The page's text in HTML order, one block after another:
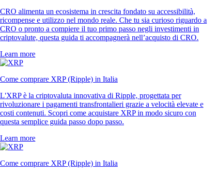
CRO alimenta un ecosistema in crescita fondato su accessibilità,
ricompense e utilizzo nel mondo reale. Che tu sia curioso riguardo a
CRO o pronto a compiere il tuo primo passo negli investimenti in
criptovalute, questa guida ti accompagnerà nell’acquisto di CRO.
Learn more
Come comprare XRP (Ripple) in Italia
L'XRP è la criptovaluta innovativa di Ripple, progettata per
rivoluzionare i pagamenti transfrontalieri grazie a velocità elevate e
costi contenuti. Scopri come acquistare XRP in modo sicuro con
questa semplice guida passo dopo passo.
Learn more
Come comprare XRP (Ripple) in Italia